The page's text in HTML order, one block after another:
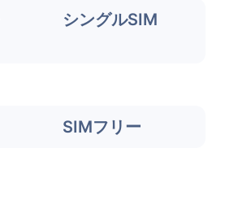
シングルSIM
SIMフリー